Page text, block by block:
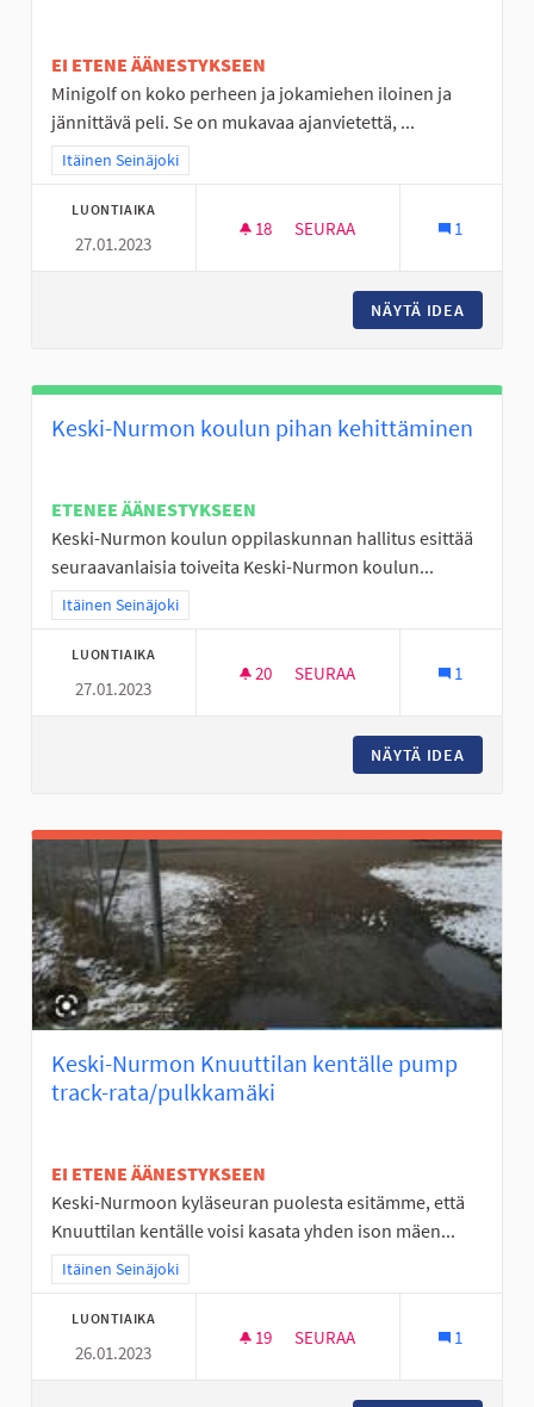
EI ETENE ÄÄNESTYKSEEN
Minigolf on koko perheen ja jokamiehen iloinen ja
jännittävä peli. Se on mukavaa ajanvietettä, ...
Rajaa tulokset teeman mukaan: Itäinen Seinäjoki
Itäinen Seinäjoki
LUONTIAIKA
27.01.2023
18 18 SEURAAJAA
SEURAA 1
NÄYTÄ IDEA
Keski-Nurmon koulun pihan kehittäminen
ETENEE ÄÄNESTYKSEEN
Keski-Nurmon koulun oppilaskunnan hallitus esittää
seuraavanlaisia toiveita Keski-Nurmon koulun...
Rajaa tulokset teeman mukaan: Itäinen Seinäjoki
Itäinen Seinäjoki
LUONTIAIKA
27.01.2023
20 20 SEURAAJAA
SEURAA 1
NÄYTÄ IDEA
Keski-Nurmon Knuuttilan kentälle pump
track-rata/pulkkamäki
EI ETENE ÄÄNESTYKSEEN
Keski-Nurmoon kyläseuran puolesta esitämme, että
Knuuttilan kentälle voisi kasata yhden ison mäen...
Rajaa tulokset teeman mukaan: Itäinen Seinäjoki
Itäinen Seinäjoki
LUONTIAIKA
26.01.2023
19 19 SEURAAJAA
SEURAA 1